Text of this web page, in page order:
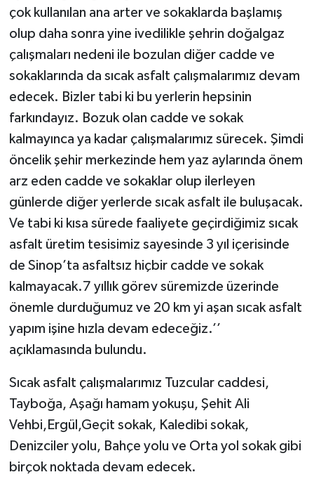
çok kullanılan ana arter ve sokaklarda başlamış
olup daha sonra yine ivedilikle şehrin doğalgaz
çalışmaları nedeni ile bozulan diğer cadde ve
sokaklarında da sıcak asfalt çalışmalarımız devam
edecek. Bizler tabi ki bu yerlerin hepsinin
farkındayız. Bozuk olan cadde ve sokak
kalmayınca ya kadar çalışmalarımız sürecek. Şimdi
öncelik şehir merkezinde hem yaz aylarında önem
arz eden cadde ve sokaklar olup ilerleyen
günlerde diğer yerlerde sıcak asfalt ile buluşacak.
Ve tabi ki kısa sürede faaliyete geçirdiğimiz sıcak
asfalt üretim tesisimiz sayesinde 3 yıl içerisinde
de Sinop’ta asfaltsız hiçbir cadde ve sokak
kalmayacak.7 yıllık görev süremizde üzerinde
önemle durduğumuz ve 20 km yi aşan sıcak asfalt
yapım işine hızla devam edeceğiz.’’
açıklamasında bulundu.
Sıcak asfalt çalışmalarımız Tuzcular caddesi,
Tayboğa, Aşağı hamam yokuşu, Şehit Ali
Vehbi,Ergül,Geçit sokak, Kaledibi sokak,
Denizciler yolu, Bahçe yolu ve Orta yol sokak gibi
birçok noktada devam edecek.